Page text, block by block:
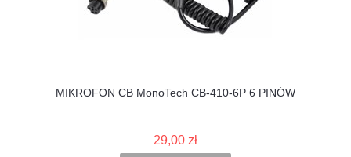
MIKROFON CB MonoTech CB-410-6P 6 PINÓW
29,00 zł